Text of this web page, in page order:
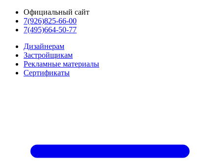
Официальный сайт
7(926)825-66-00
7(495)664-50-77
Дизайнерам
Застройщикам
Рекламные материалы
Сертификаты